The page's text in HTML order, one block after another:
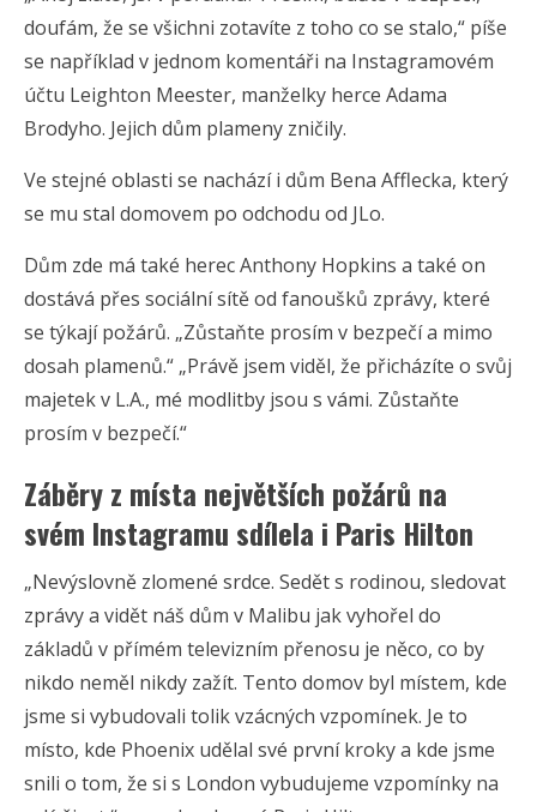
doufám, že se všichni zotavíte z toho co se stalo,“ píše
se například v jednom komentáři na Instagramovém
účtu Leighton Meester, manželky herce Adama
Brodyho. Jejich dům plameny zničily.
Ve stejné oblasti se nachází i dům Bena Afflecka, který
se mu stal domovem po odchodu od JLo.
Dům zde má také herec Anthony Hopkins a také on
dostává přes sociální sítě od fanoušků zprávy, které
se týkají požárů. „Zůstaňte prosím v bezpečí a mimo
dosah plamenů.“ „Právě jsem viděl, že přicházíte o svůj
majetek v L.A., mé modlitby jsou s vámi. Zůstaňte
prosím v bezpečí.“
Záběry z místa největších požárů na
svém Instagramu sdílela i Paris Hilton
„Nevýslovně zlomené srdce. Sedět s rodinou, sledovat
zprávy a vidět náš dům v Malibu jak vyhořel do
základů v přímém televizním přenosu je něco, co by
nikdo neměl nikdy zažít. Tento domov byl místem, kde
jsme si vybudovali tolik vzácných vzpomínek. Je to
místo, kde Phoenix udělal své první kroky a kde jsme
snili o tom, že si s London vybudujeme vzpomínky na